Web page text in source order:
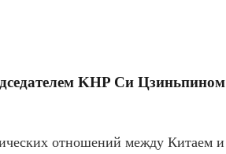
KHP Cи Цзиньпином
отношений между Китаем и